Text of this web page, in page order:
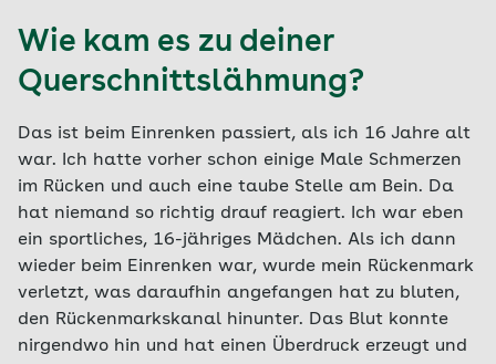
Wie kam es zu deiner
Querschnittslähmung?
Das ist beim Einrenken passiert, als ich 16 Jahre alt
war. Ich hatte vorher schon einige Male Schmerzen
im Rücken und auch eine taube Stelle am Bein. Da
hat niemand so richtig drauf reagiert. Ich war eben
ein sportliches, 16-jähriges Mädchen. Als ich dann
wieder beim Einrenken war, wurde mein Rückenmark
verletzt, was daraufhin angefangen hat zu bluten,
den Rückenmarkskanal hinunter. Das Blut konnte
nirgendwo hin und hat einen Überdruck erzeugt und